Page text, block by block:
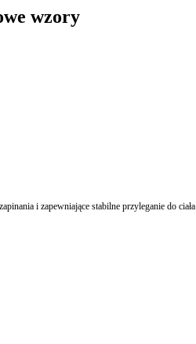
wzory
i zapewniające stabilne przyleganie do ciała